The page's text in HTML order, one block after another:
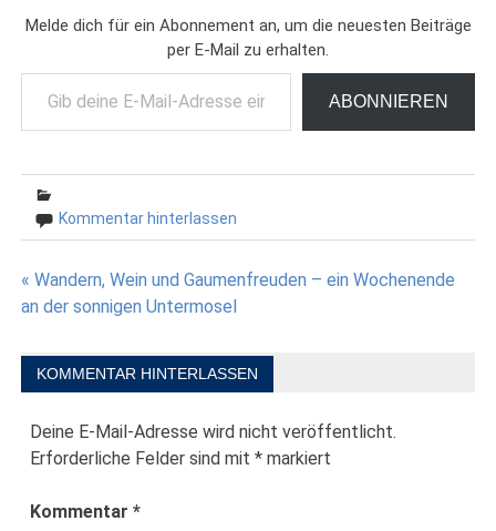
Melde dich für ein Abonnement an, um die neuesten Beiträge
per E-Mail zu erhalten.
Gib deine E-Mail-Adresse ein ...
ABONNIEREN
Kommentar hinterlassen
Beitragsnavigation
« Wandern, Wein und Gaumenfreuden – ein Wochenende
an der sonnigen Untermosel
KOMMENTAR HINTERLASSEN
Deine E-Mail-Adresse wird nicht veröffentlicht.
Erforderliche Felder sind mit* markiert
Kommentar*